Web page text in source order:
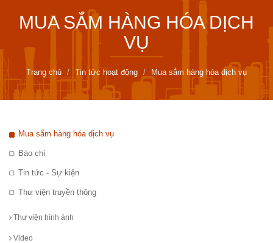
MUA SẮM HÀNG HÓA DỊCH
VỤ
Trang chủ Tin tức hoạt động Mua sắm hàng hóa dịch vụ
Mua sắm hàng hóa dịch vụ
Báo chí
Tin tức - Sự kiện
Thư viện truyền thông
Thư viện hình ảnh
Video